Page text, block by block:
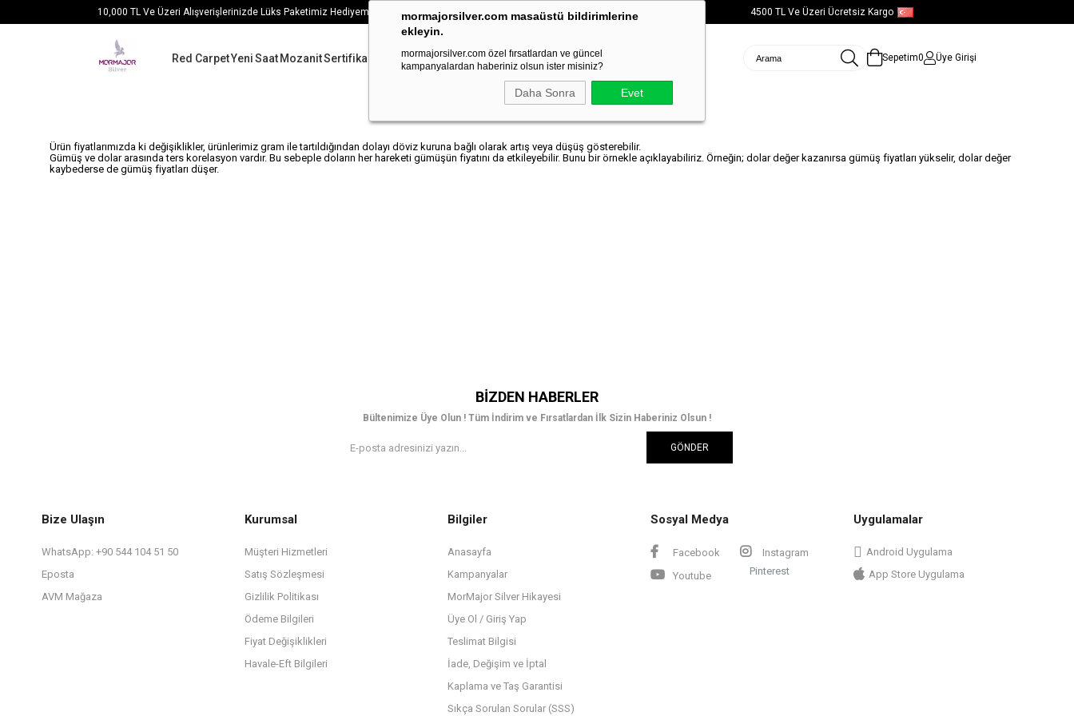
mormajorsilver.com masaüstü bildirimlerine
ekleyin.
mormajorsilver.com özel fırsatlardan ve güncel
kampanyalardan haberiniz olsun ister misiniz?
Daha Sonra Evet
10,000 TL Ve Üzeri Alışverişlerinizde Lüks Paketimiz Hediyemizdir 4500 TL Ve Üzeri Ücretsiz Kargo
Red CarpetYeniSaatMozanitSertifikalı Su YoluVIP EXCLUSIVE Sepetim0 Üye Girişi
Ürün fiyatlarımızda ki değişiklikler, ürünlerimiz gram ile tartıldığından dolayı döviz kuruna bağlı olarak artış veya düşüş gösterebilir.
Gümüş ve dolar arasında ters korelasyon vardır. Bu sebeple doların her hareketi gümüşün fiyatını da etkileyebilir. Bunu bir örnekle açıklayabiliriz. Örneğin; dolar değer kazanırsa gümüş fiyatları yükselir, dolar değer
kaybederse de gümüş fiyatları düşer.
BIZDEN HABERLER
Bültenimize Üye Olun ! Tüm İndirim ve Fırsatlardan İlk Sizin Haberiniz Olsun !
GÖNDER
Bize Ulaşın
WhatsApp: +90 544 104 51 50
Eposta
AVM Mağaza
Kurumsal
Müşteri Hizmetleri
Satış Sözleşmesi
Gizlilik Politikası
Ödeme Bilgileri
Fiyat Değişiklikleri
Havale-Eft Bilgileri
Bilgiler
Anasayfa
Kampanyalar
MorMajor Silver Hikayesi
Üye Ol / Giriş Yap
Teslimat Bilgisi
İade, Değişim ve İptal
Kaplama ve Taş Garantisi
Sıkça Sorulan Sorular (SSS)
Sosyal Medya
Facebook
Instagram
Youtube
Pinterest
Uygulamalar
Android Uygulama
App Store Uygulama